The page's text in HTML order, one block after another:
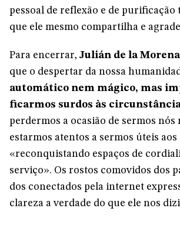
pessoal de reflexão e de purificação
que ele mesmo compartilha e
Para encerrar, Julián de la Morena
que o despertar da nossa
automático nem mágico, mas
ficarmos surdos às
perdermos a ocasião de sermos nós
estarmos atentos a sermos úteis aos
«reconquistando espaços de
serviço». Os rostos comovidos dos
dos conectados pela internet
clareza a verdade do que ele nos